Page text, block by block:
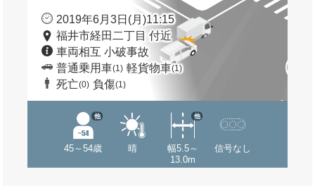
2019年6月3日(月)11:15
福井市経田二丁目 付近
車両相互 小破事故
普通乗用車(1) 軽貨物車(1)
死亡(0) 負傷(1)
45～54歳
他
晴
幅5.5～
13.0m
他
信号なし